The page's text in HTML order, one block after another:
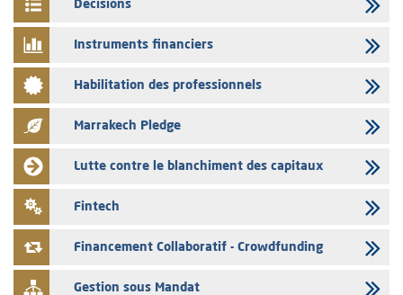
Saham Bank – Mise à jour annuelle du dossier d’information relatif au
03/08/2026
L’AMMC met sur son site internet les publications réalisées par les
émetteurs en date du 3 août 2026
03/08/2026
Liste des agréments et visas d'OPCVM accordés par l'AMMC pour le
mois de juillet 2026
03/08/2026
L' AMMC publie les indicateurs mensuels du marché des capitaux pour
le mois de Juin 2026
Décisions
Instruments financiers
Habilitation des professionnels
Marrakech Pledge
Lutte contre le blanchiment des capitaux
Fintech
Financement Collaboratif - Crowdfunding
Gestion sous Mandat